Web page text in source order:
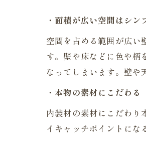
・面積が広い空間はシン
空間を占める範囲が広い
す。壁や床などに色や柄
なってしまいます。壁や
・本物の素材にこだわる
内装材の素材にこだわり
イキャッチポイントにな